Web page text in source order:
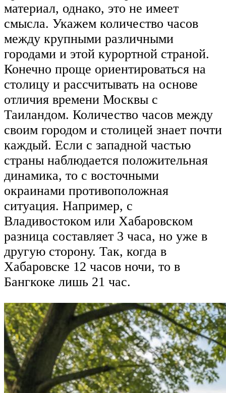
материал, однако, это не имеет
смысла. Укажем количество часов
между крупными различными
городами и этой курортной страной.
Конечно проще ориентироваться на
столицу и рассчитывать на основе
отличия времени Москвы с
Таиландом. Количество часов между
своим городом и столицей знает почти
каждый. Если с западной частью
страны наблюдается положительная
динамика, то с восточными
окраинами противоположная
ситуация. Например, с
Владивостоком или Хабаровском
разница составляет 3 часа, но уже в
другую сторону. Так, когда в
Хабаровске 12 часов ночи, то в
Бангкоке лишь 21 час.